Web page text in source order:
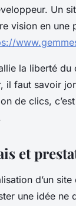
Un
vision en
la liberté du
il faut savoir
de clics,
et
d’un
une idée ne